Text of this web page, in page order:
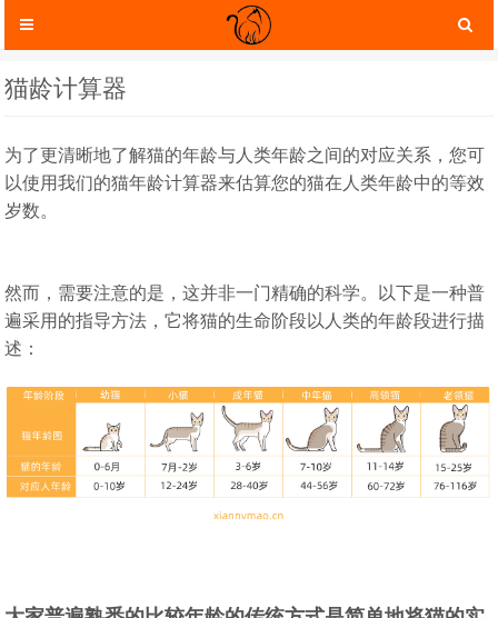
咪服装
猫咪托运
猫龄计算器
为了更清晰地了解猫的年龄与人类年龄之间的对应关系，您可
以使用我们的猫年龄计算器来估算您的猫在人类年龄中的等效
岁数。
然而，需要注意的是，这并非一门精确的科学。以下是一种普
遍采用的指导方法，它将猫的生命阶段以人类的年龄段进行描
述：